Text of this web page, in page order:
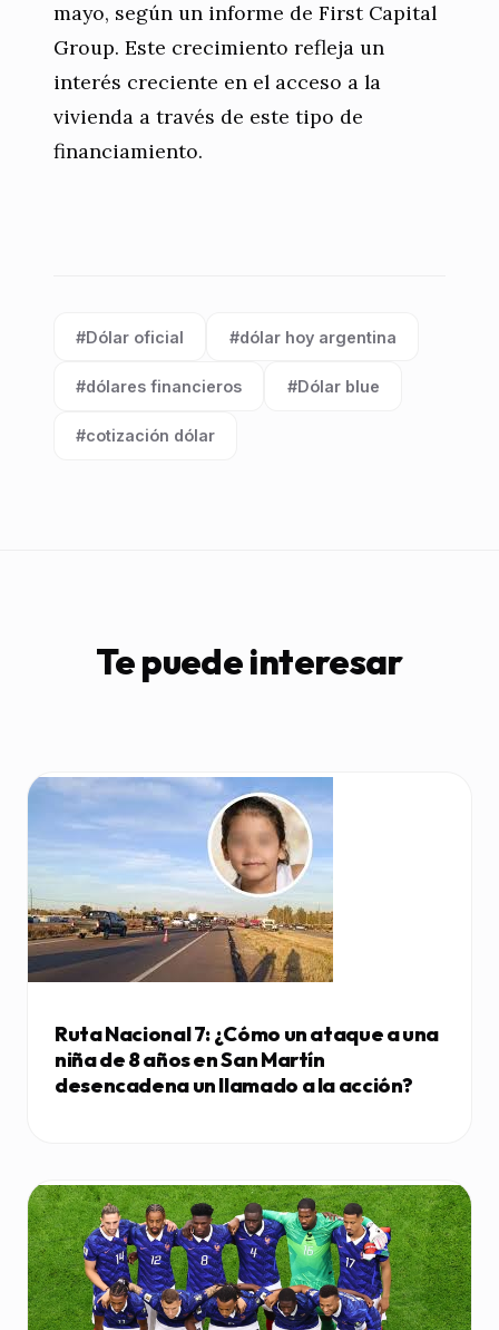
mayo, según un informe de First Capital
Group. Este crecimiento refleja un
interés creciente en el acceso a la
vivienda a través de este tipo de
financiamiento.
Etiqueta:
#Dólar oficial
Etiqueta:
#dólar hoy argentina
Etiqueta:
#dólares financieros
Etiqueta:
#Dólar blue
Etiqueta:
#cotización dólar
Te puede interesar
Ruta Nacional 7: ¿Cómo un ataque a una
niña de 8 años en San Martín
desencadena un llamado a la acción?